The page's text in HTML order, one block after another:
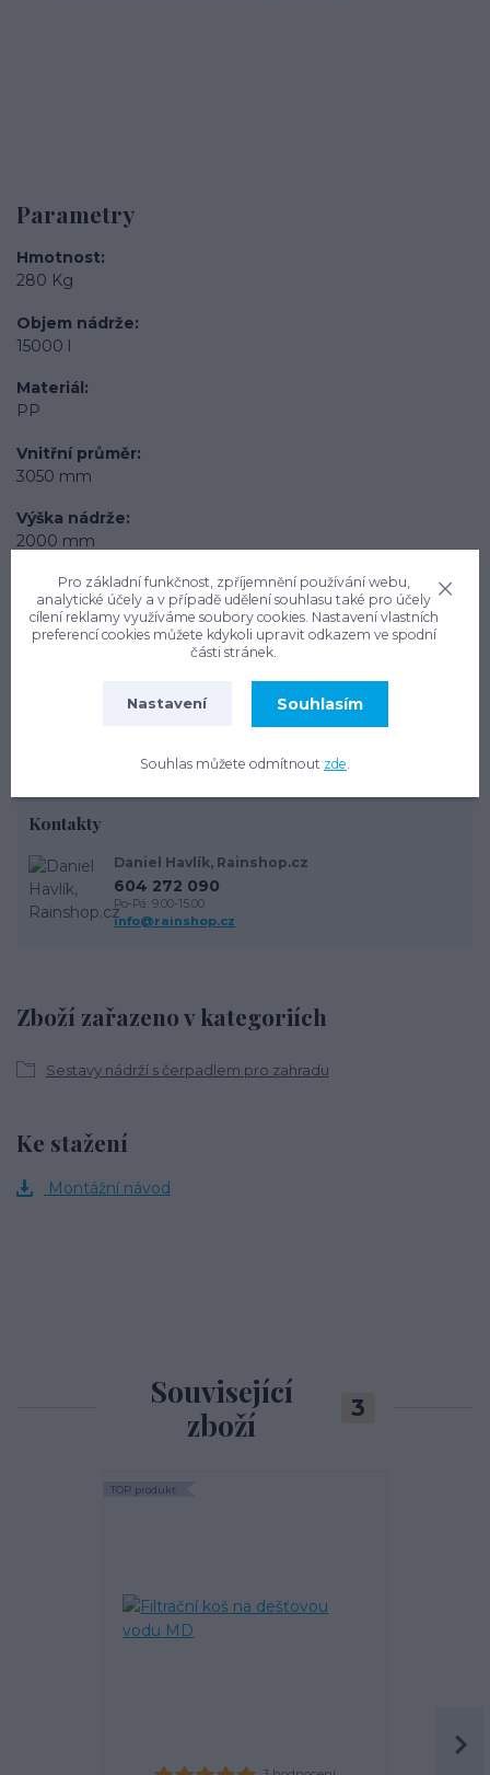
Parametry
Hmotnost
280 Kg
Objem nádrže
15000 l
Materiál
PP
Vnitřní průměr
3050 mm
Výška nádrže
2000 mm
Výška komínku
200 mm (možno prodloužit)
Zatížení plochy nad nádrží
Použití v místech s vysokou hladinou spodní vody
Zboží zařazeno v kategoriích
Sestavy nádrží s čerpadlem pro zahradu
Kontakty
Daniel Havlík, Rainshop.cz
604 272 090
Po-Pá: 9.00-15.00
info@rainshop.cz
Ke stažení
Montážní návod
Související
zboží
3
TOP produkt
Pro základní funkčnost, zpříjemnění používání webu,
analytické účely a v případě udělení souhlasu také pro účely
cílení reklamy využíváme soubory cookies. Nastavení vlastních
preferencí cookies můžete kdykoli upravit odkazem ve spodní
části stránek.
Nastavení Souhlasím
Souhlas můžete odmítnout zde.